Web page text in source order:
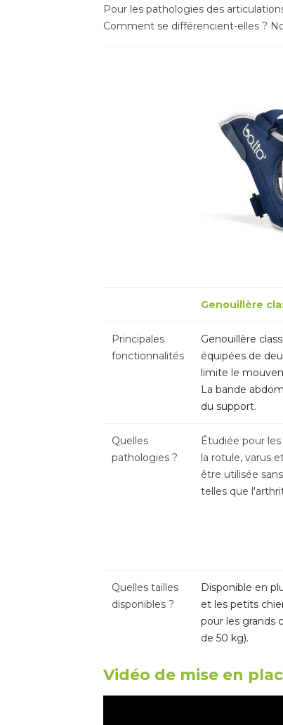
Pour les pathologies des
Comment se différencient-elles ?
Genouillère
Principales
fonctionnalités
Genouillère
équipées de
limite le
La bande
du support.
Quelles
pathologies ?
Étudiée pour
la rotule, varus
être utilisée
telles que
Quelles tailles
disponibles ?
Disponible en
et les petits
pour les grands
de 50 kg).
Vidéo de mise en